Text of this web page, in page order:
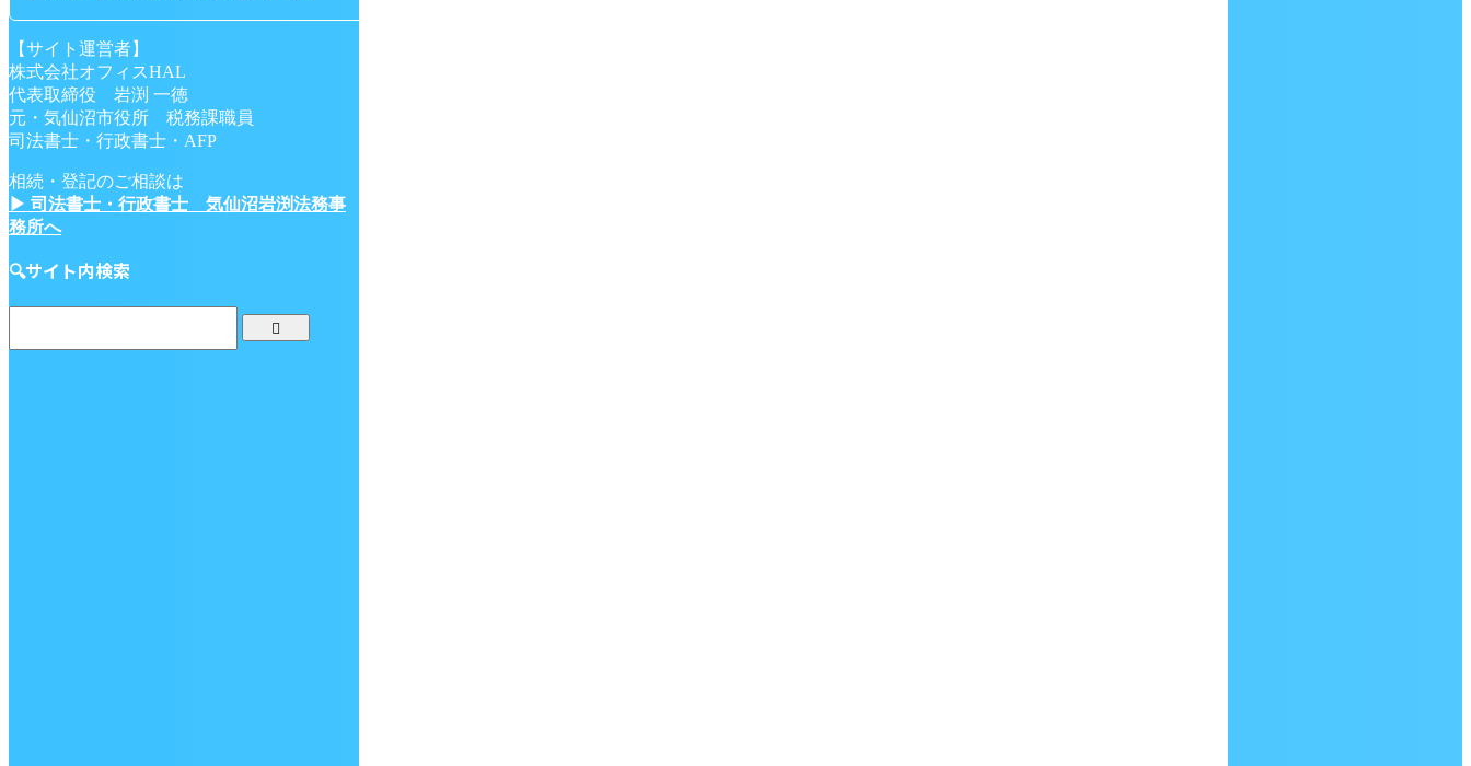
【サイト運営者】
株式会社オフィスHAL
代表取締役 岩渕 一徳
元・気仙沼市役所 税務課職員
司法書士・行政書士・AFP
相続・登記のご相談は
▶ 司法書士・行政書士 気仙沼岩渕法務事
務所へ
🔍サイト内検索